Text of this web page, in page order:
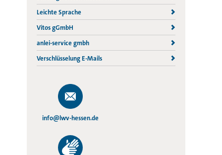
Leichte Sprache
Vitos gGmbH
anlei-service gmbh
Verschlüsselung E-Mails
info@lwv-hessen.de